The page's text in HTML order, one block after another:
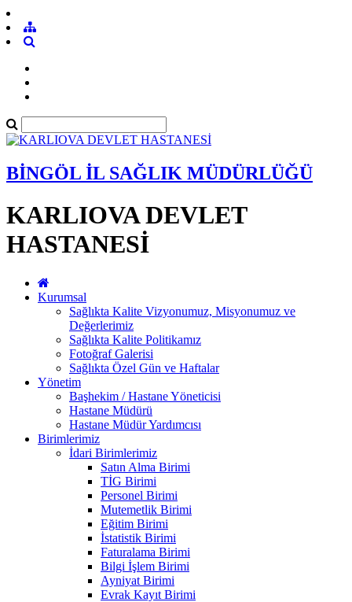
BİNGÖL İL SAĞLIK MÜDÜRLÜĞÜ
KARLIOVA DEVLET
HASTANESİ
Kurumsal
Sağlıkta Kalite Vizyonumuz, Misyonumuz ve
Değerlerimiz
Sağlıkta Kalite Politikamız
Fotoğraf Galerisi
Sağlıkta Özel Gün ve Haftalar
Yönetim
Başhekim / Hastane Yöneticisi
Hastane Müdürü
Hastane Müdür Yardımcısı
Birimlerimiz
İdari Birimlerimiz
Satın Alma Birimi
TİG Birimi
Personel Birimi
Mutemetlik Birimi
Eğitim Birimi
İstatistik Birimi
Faturalama Birimi
Bilgi İşlem Birimi
Ayniyat Birimi
Evrak Kayıt Birimi